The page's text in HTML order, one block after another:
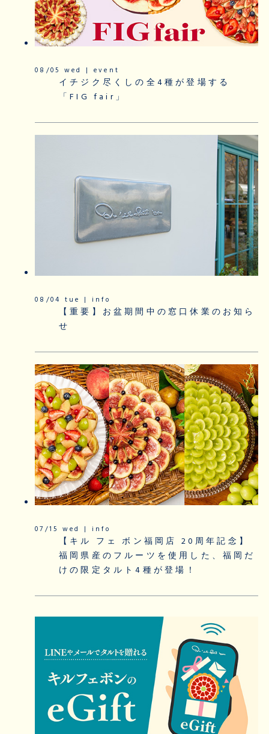
08/05 wed | event
イチジク尽くしの全4種が登場する
「FIG fair」
08/04 tue | info
【重要】お盆期間中の窓口休業のお知ら
せ
07/15 wed | info
【キル フェ ボン福岡店 20周年記念】
福岡県産のフルーツを使用した、福岡だ
けの限定タルト4種が登場！